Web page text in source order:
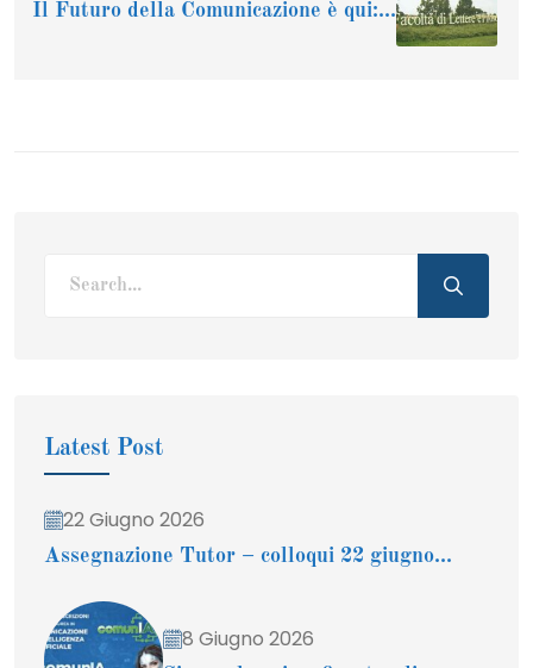
Il Futuro della Comunicazione è qui:...
Latest Post
22 Giugno 2026
Assegnazione Tutor – colloqui 22 giugno...
8 Giugno 2026